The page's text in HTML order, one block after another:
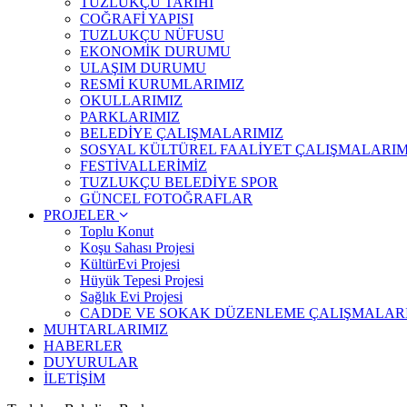
COĞRAFİ YAPISI
TUZLUKÇU NÜFUSU
EKONOMİK DURUMU
ULAŞIM DURUMU
RESMİ KURUMLARIMIZ
OKULLARIMIZ
PARKLARIMIZ
BELEDİYE ÇALIŞMALARIMIZ
SOSYAL KÜLTÜREL FAALİYET
FESTİVALLERİMİZ
TUZLUKÇU BELEDİYE SPOR
GÜNCEL FOTOĞRAFLAR
PROJELER
Toplu Konut
Koşu Sahası Projesi
KültürEvi Projesi
Hüyük Tepesi Projesi
Sağlık Evi Projesi
CADDE VE SOKAK DÜZENLEME
MUHTARLARIMIZ
HABERLER
DUYURULAR
İLETİŞİM